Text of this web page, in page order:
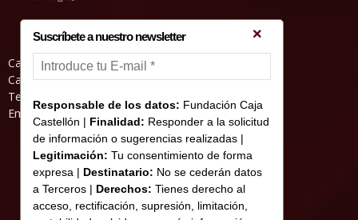
Casa Abadia, Pl. de la Hierba s/nº, 12001
Castelló de la Plana
Teléfono: 964 23 25 51
Email: informacion@fundacioncajacastellon.es
Suscríbete a nuestro newsletter
Responsable de los datos: Fundación Caja
Castellón | Finalidad: Responder a la solicitud
de información o sugerencias realizadas |
Legitimación: Tu consentimiento de forma
expresa | Destinatario: No se cederán datos
a Terceros | Derechos: Tienes derecho al
acceso, rectificación, supresión, limitación,